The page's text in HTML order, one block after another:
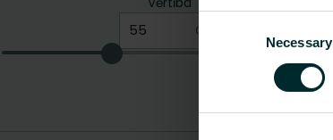
Necessary